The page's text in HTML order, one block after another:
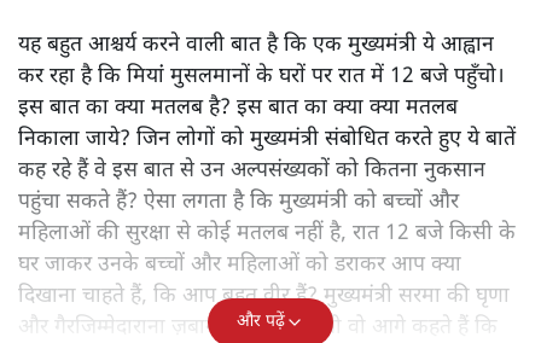
यह बहुत आश्चर्य करने वाली बात है कि एक मुख्यमंत्री ये आह्वान
कर रहा है कि मियांं मुसलमानों के घरों पर रात में 12 बजे पहुँचो।
इस बात का क्या मतलब है? इस बात का क्या क्या मतलब
निकाला जाये? जिन लोगों को मुख्यमंत्री संबोधित करते हुए ये बातें
कह रहे हैं वे इस बात से उन अल्पसंख्यकों को कितना नुकसान
पहुंचा सकते हैं? ऐसा लगता है कि मुख्यमंत्री को बच्चों और
महिलाओं की सुरक्षा से कोई मतलब नहीं है, रात 12 बजे किसी के
घर जाकर उनके बच्चों और महिलाओं को डराकर आप क्या
दिखाना चाहते हैं, कि आप बहुत वीर हैं? मुख्यमंत्री सरमा की घृणा
और गैरजिम्मेदाराना ज़बान यहीं नहीं रुकती वो आगे कहते हैं कि
और पढ़ें